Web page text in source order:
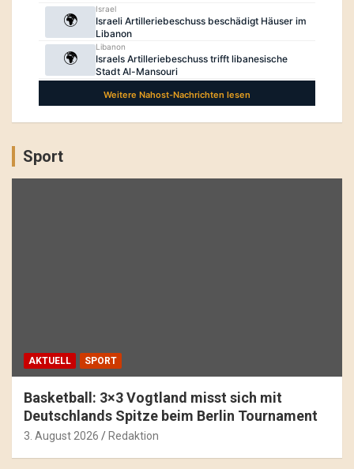
Sport
AKTUELL SPORT
Basketball: 3×3 Vogtland misst sich mit
Deutschlands Spitze beim Berlin Tournament
3. August 2026 Redaktion